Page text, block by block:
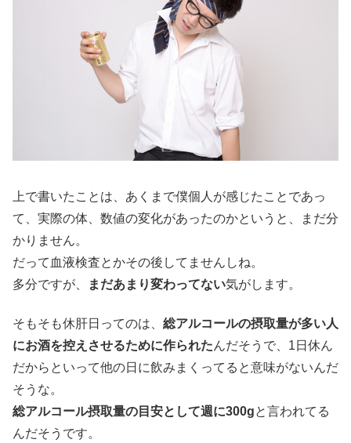
上で書いたことは、あくまで僕個人が感じたことであっ
て、実際の体、数値の変化があったのかというと、まだ分
かりません。
だって血液検査とかその後してませんしね。
多分ですが、
まだあまり変わってない気がします。
そもそも休肝日ってのは、 総アルコールの摂取量が多い人
にお酒を控えさせるために作られたんだそうで、1日休ん
だからといって他の日に飲みまくってると意味がないんだ
そうな。
総アルコール摂取量の目安として週に300gと言われてる
んだそうです。